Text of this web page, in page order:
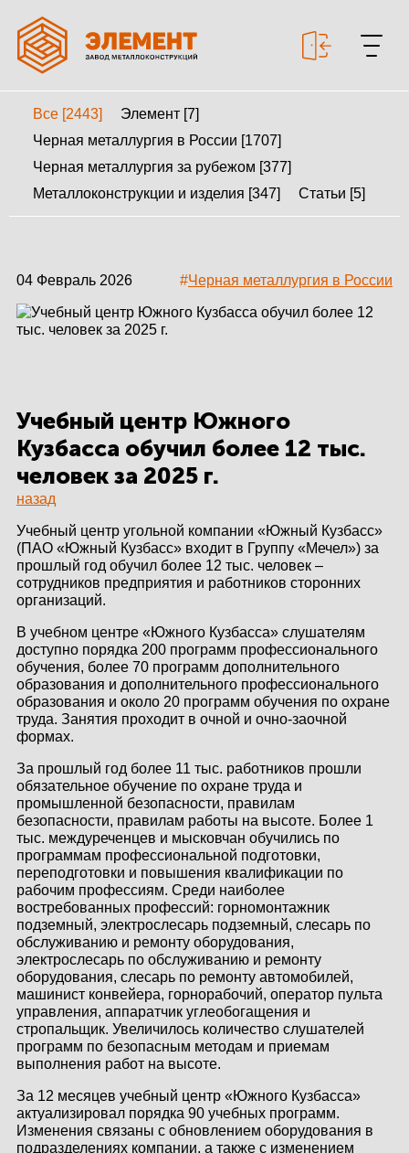
МЕТАЛЛОКОНСТРУКЦИИ
КАЛЬКУЛЯТОР
МЕТАЛЛОКОНСТРУКЦИЙ
ЗДАНИЙ
ПРОЕКТИРОВАНИЕ
ЗДАНИЯ
СКЛАДЫ
О ЗАВОДЕ
ПРОЕКТЫ
КАЧЕСТВО
НОВОСТИ
КОНТАКТЫ
ЛИЧНЫЙ КАБИНЕТ
ЛИЧНЫЙ КАБИНЕТ
КЛИЕНТА
Все [2443]
Элемент [7]
Черная металлургия в России [1707]
Черная металлургия за рубежом [377]
Металлоконструкции и изделия [347]
Статьи [5]
04 Февраль 2026 #Черная металлургия в России
Учебный центр Южного
Кузбасса обучил более 12 тыс.
человек за 2025 г.
назад
Учебный центр угольной компании «Южный Кузбасс»
(ПАО «Южный Кузбасс» входит в Группу «Мечел») за
прошлый год обучил более 12 тыс. человек –
сотрудников предприятия и работников сторонних
организаций.
В учебном центре «Южного Кузбасса» слушателям
доступно порядка 200 программ профессионального
обучения, более 70 программ дополнительного
образования и дополнительного профессионального
образования и около 20 программ обучения по охране
труда. Занятия проходит в очной и очно-заочной
формах.
За прошлый год более 11 тыс. работников прошли
обязательное обучение по охране труда и
промышленной безопасности, правилам
безопасности, правилам работы на высоте. Более 1
тыс. междуреченцев и мысковчан обучились по
программам профессиональной подготовки,
переподготовки и повышения квалификации по
рабочим профессиям. Среди наиболее
востребованных профессий: горномонтажник
подземный, электрослесарь подземный, слесарь по
обслуживанию и ремонту оборудования,
электрослесарь по обслуживанию и ремонту
оборудования, слесарь по ремонту автомобилей,
машинист конвейера, горнорабочий, оператор пульта
управления, аппаратчик углеобогащения и
стропальщик. Увеличилось количество слушателей
программ по безопасным методам и приемам
выполнения работ на высоте.
За 12 месяцев учебный центр «Южного Кузбасса»
актуализировал порядка 90 учебных программ.
Изменения связаны с обновлением оборудования в
подразделениях компании, а также с изменением